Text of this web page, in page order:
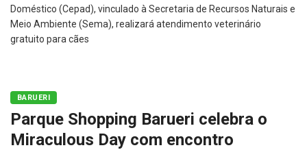
Doméstico (Cepad), vinculado à Secretaria de Recursos Naturais e
Meio Ambiente (Sema), realizará atendimento veterinário
gratuito para cães
BARUERI
Parque Shopping Barueri celebra o
Miraculous Day com encontro